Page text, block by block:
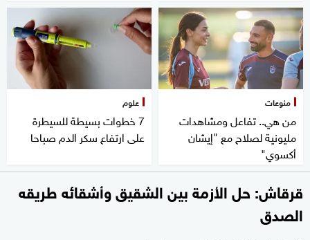
منوعات
من هي.. تفاعل ومشاهدات
مليونية لصلاح مع "إيشان
أكسوي"
علوم
7 خطوات بسيطة للسيطرة
على ارتفاع سكر الدم صباحا
قرقاش: حل الأزمة بين الشقيق وأشقائه طريقه
الصدق